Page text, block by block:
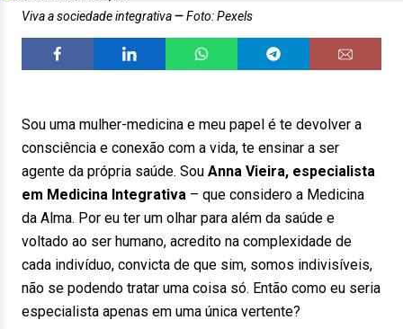
Viva a sociedade integrativa Foto: Pexels
Sou uma mulher-medicina e meu papel é te devolver a
consciência e conexão com a vida, te ensinar a ser
agente da própria saúde. Sou Anna Vieira, especialista
em Medicina Integrativa – que considero a Medicina
da Alma. Por eu ter um olhar para além da saúde e
voltado ao ser humano, acredito na complexidade de
cada indivíduo, convicta de que sim, somos indivisíveis,
não se podendo tratar uma coisa só. Então como eu seria
especialista apenas em uma única vertente?